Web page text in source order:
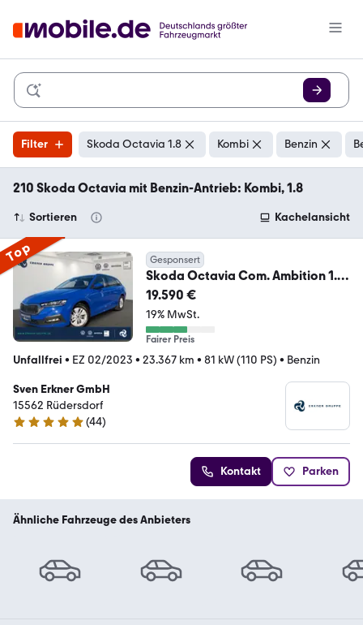
Filter Skoda Octavia 1.8 Kombi Benzin
210 Skoda Octavia mit Benzin-Antrieb: Kombi, 1.8
Sortieren Kachelansicht
Top Gesponsert
Skoda Octavia Com. Ambition 1.0
TSI 81kW LED+TEMPO+DAB
19.590 €
19% MwSt.
Fairer Preis
Unfallfrei • EZ 02/2023 • 23.367 km • 81 kW (110 PS) • Benzin
Sven Erkner GmbH
15562 Rüdersdorf
4.9 Sterne
(44)
Kontakt Parken
Ähnliche Fahrzeuge des Anbieters